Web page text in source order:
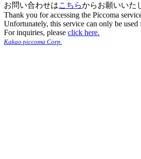
お問い合わせはこちらからお願いいた
Thank you for accessing the Piccoma
Unfortunately, this service can only be used
For inquiries, please click here.
Kakao piccoma Corp.